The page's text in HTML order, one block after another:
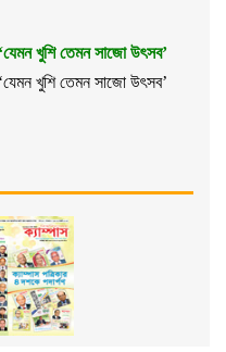
খুশি তেমন সাজো উৎসব’
খুশি তেমন সাজো উৎসব’